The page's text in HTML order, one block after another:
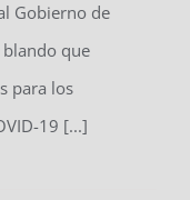
Gobierno de
que
para los
19 [...]